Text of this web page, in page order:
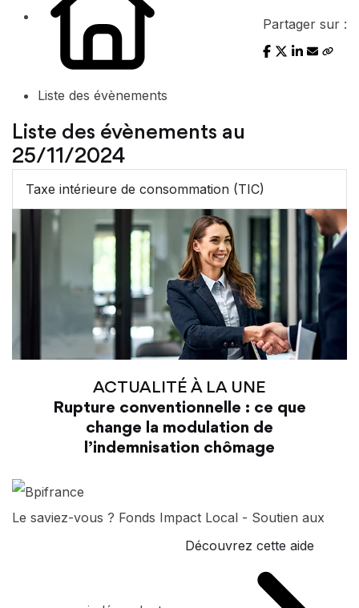
Liste des évènements
Partager sur :
Liste des évènements au
25/11/2024
Taxe intérieure de consommation (TIC)
ACTUALITÉ À LA UNE
Rupture conventionnelle : ce que
change la modulation de
l’indemnisation chômage
Le saviez-vous ? Fonds Impact Local - Soutien aux
Découvrez cette aide